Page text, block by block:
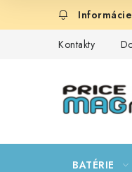
Kontakty
BATÉRIE